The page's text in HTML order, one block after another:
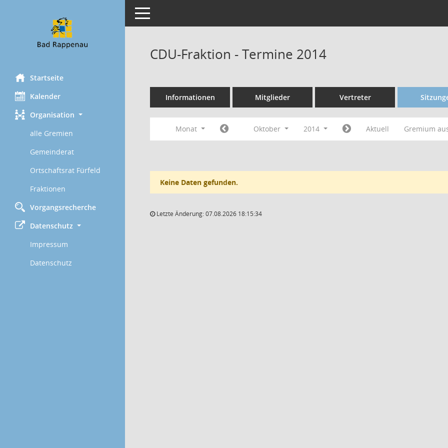
Startseite
Kalender
Organisation
alle Gremien
Gemeinderat
Ortschaftsrat Fürfeld
Fraktionen
Vorgangsrecherche
Datenschutz
Impressum
Datenschutz
Toggle navigation
CDU-Fraktion - Termine 2014
Informationen Mitglieder Vertreter
Monat Oktober 2014 Aktuell Gremium
Keine Daten gefunden.
Letzte Änderung: 07.08.2026 18:15:34